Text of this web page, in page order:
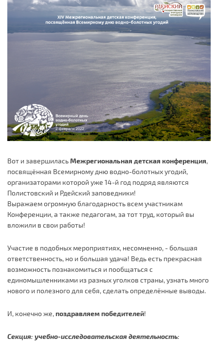
Вот и завершилась Межрегиональная детская конференция,
посвящённая Всемирному дню водно-болотных угодий,
организаторами которой уже 14-й год подряд являются
Полистовский и Рдейский заповедники!
Выражаем огромную благодарность всем участникам
Конференции, а также педагогам, за тот труд, который вы
вложили в свои работы!
Участие в подобных мероприятиях, несомненно, - большая
ответственность, но и большая удача! Ведь есть прекрасная
возможность познакомиться и пообщаться с
единомышленниками из разных уголков страны, узнать много
нового и полезного для себя, сделать определённые выводы.
И, конечно же,поздравляем победителей!
Секция: учебно-исследовательская деятельность: